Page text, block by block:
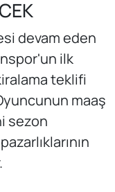
devam eden
ilk
teklifi
maaş
sezon